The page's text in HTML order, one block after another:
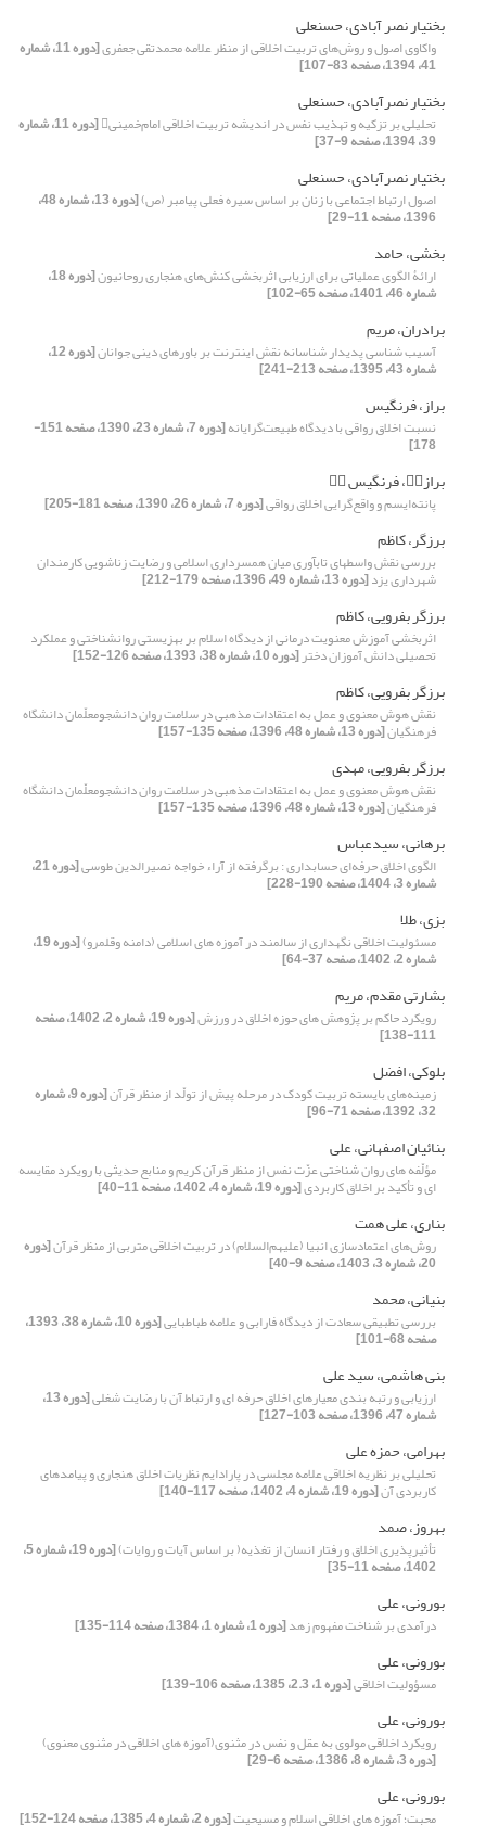
بختیار نصر آبادی، حسنعلی
واکاوی اصول و روش‌های تربیت اخلاقی از منظر علامه محمدتقی جعفری [دوره 11، شماره
41، 1394، صفحه 83-107]
بختیار نصرآبادی، حسنعلی
تحلیلی بر تزکیه و تهذیب نفس در اندیشه تربیت اخلاقی امام‌خمینی [دوره 11، شماره
39، 1394، صفحه 9-37]
بختیار نصرآبادی، حسنعلی
اصول ارتباط اجتماعی با زنان بر اساس سیره فعلی پیامبر (ص) [دوره 13، شماره 48،
1396، صفحه 11-29]
بخشی، حامد
ارائۀ الگوی عملیاتی برای ارزیابی اثربخشی کنش‌های هنجاری روحانیون [دوره 18،
شماره 46، 1401، صفحه 65-102]
برادران، مریم
آسیب شناسی پدیدار شناسانه نقش اینترنت بر باورهای دینی جوانان [دوره 12،
شماره 43، 1395، صفحه 213-241]
براز، فرنگیس
نسبت اخلاق رواقی با دیدگاه طبیعت‌گرایانه [دوره 7، شماره 23، 1390، صفحه 151-
178]
براز، فرنگیس 
پانته‌ایسم و واقع‌گرایی اخلاق رواقی[دوره 7، شماره 26، 1390، صفحه 181-205]
برزگر، کاظم
بررسی نقش واسطهای تابآوری میان همسرداری اسلامی و رضایت زناشویی کارمندان
شهرداری یزد[دوره 13، شماره 49، 1396، صفحه 179-212]
برزگر بفرویی، کاظم
اثربخشی آموزش معنویت درمانی از دیدگاه اسلام بر بهزیستی روانشناختی و عملکرد
تحصیلی دانش آموزان دختر[دوره 10، شماره 38، 1393، صفحه 126-152]
برزگر بفرویی، کاظم
نقش هوش معنوی و عمل به اعتقادات مذهبی در سلامت روان دانشجومعلّمان دانشگاه
فرهنگیان[دوره 13، شماره 48، 1396، صفحه 135-157]
برزگر بفرویی، مهدی
نقش هوش معنوی و عمل به اعتقادات مذهبی در سلامت روان دانشجومعلّمان دانشگاه
فرهنگیان[دوره 13، شماره 48، 1396، صفحه 135-157]
برهانی، سیدعباس
الگوی اخلاق حرفه‌ای حسابداری : برگرفته از آراء خواجه نصیرالدین طوسی [دوره 21،
شماره 3، 1404، صفحه 190-228]
بزی، طلا
مسئولیت اخلاقی نگهداری از سالمند در آموزه های اسلامی (دامنه وقلمرو) [دوره 19،
شماره 2، 1402، صفحه 37-64]
بشارتی مقدم، مریم
رویکرد حاکم بر پژوهش های حوزه اخلاق در ورزش [دوره 19، شماره 2، 1402، صفحه
111-138]
بلوکی، افضل
زمینه‌های بایسته تربیت کودک در مرحله پیش از تولّد از منظر قرآن [دوره 9، شماره
32، 1392، صفحه 71-96]
بنائیان اصفهانی، علی
مؤلّفه هاى روان شناختى عزّت نفس از منظر قرآن کریم و منابع حدیثى با رویکرد مقایسه
ای و تأکید بر اخلاق کاربردی[دوره 19، شماره 4، 1402، صفحه 11-40]
بناری، علی همت
روش‌های اعتمادسازی انبیا (علیهم‌السلام) در تربیت اخلاقی متربی از منظر قرآن[دوره
20، شماره 3، 1403، صفحه 9-40]
بنیانی، محمد
بررسی تطبیقی سعادت از دیدگاه فارابی و علامه طباطبایی [دوره 10، شماره 38، 1393،
صفحه 68-101]
بنی هاشمی، سید علی
ارزیابی و رتبه بندی معیارهای اخلاق حرفه ای و ارتباط آن با رضایت شغلی [دوره 13،
شماره 47، 1396، صفحه 103-127]
بهرامی، حمزه علی
تحلیلی بر نظریه اخلاقی علامه مجلسی در پارادایم نظریات اخلاق هنجاری و پیامدهای
کاربردی آن[دوره 19، شماره 4، 1402، صفحه 117-140]
بهروز، صمد
تأثیرپذیری اخلاق و رفتار انسان از تغذیه( بر اساس آیات و روایات) [دوره 19، شماره 5،
1402، صفحه 11-35]
بورونی، علی
درآمدی بر شناخت مفهوم زهد[دوره 1، شماره 1، 1384، صفحه 114-135]
بورونی، علی
مسؤولیت اخلاقی[دوره 1، 2.3، 1385، صفحه 106-139]
بورونی، علی
رویکرد اخلاقی مولوی به عقل و نفس در مثنوی(آموزه های اخلاقی در مثنوی معنوی)
[دوره 3، شماره 8، 1386، صفحه 6-29]
بورونی، علی
محبت؛ آموزه های اخلاقی اسلام و مسیحیت[دوره 2، شماره 4، 1385، صفحه 124-152]